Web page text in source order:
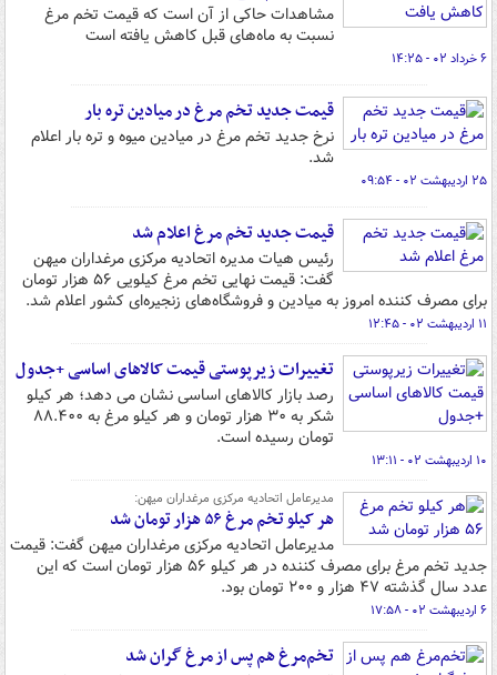
مشاهدات حاکی از آن است که قیمت تخم مرغ
نسبت به ماه‌های قبل کاهش یافته است
۶ خرداد ۰۲ - ۱۴:۲۵
قیمت جدید تخم مرغ در میادین تره بار
نرخ جدید تخم مرغ در میادین میوه و تره بار اعلام
شد.
۲۵ اردیبهشت ۰۲ - ۰۹:۵۴
قیمت جدید تخم مرغ اعلام شد
رئیس هیات مدیره اتحادیه مرکزی مرغداران میهن
گفت: قیمت نهایی تخم مرغ کیلویی ۵۶ هزار تومان
برای مصرف کننده امروز به میادین و فروشگاه‌های زنجیره‌ای کشور اعلام شد.
۱۱ اردیبهشت ۰۲ - ۱۲:۴۵
تغییرات زیرپوستی قیمت کالاهای اساسی +جدول
رصد بازار کالاهای اساسی نشان می دهد؛ هر کیلو
شکر به ۳۰ هزار تومان و هر کیلو مرغ به ۸۸.۴۰۰
تومان رسیده است.
۱۰ اردیبهشت ۰۲ - ۱۳:۱۱
مدیرعامل اتحادیه مرکزی مرغداران میهن:
هر کیلو تخم مرغ ۵۶ هزار تومان شد
مدیرعامل اتحادیه مرکزی مرغداران میهن گفت: قیمت
جدید تخم مرغ برای مصرف کننده در هر کیلو ۵۶ هزار تومان است که این
عدد سال گذشته ۴۷ هزار و ۲۰۰ تومان بود.
۶ اردیبهشت ۰۲ - ۱۷:۵۸
‌تخم‌مرغ هم پس از مرغ گران شد